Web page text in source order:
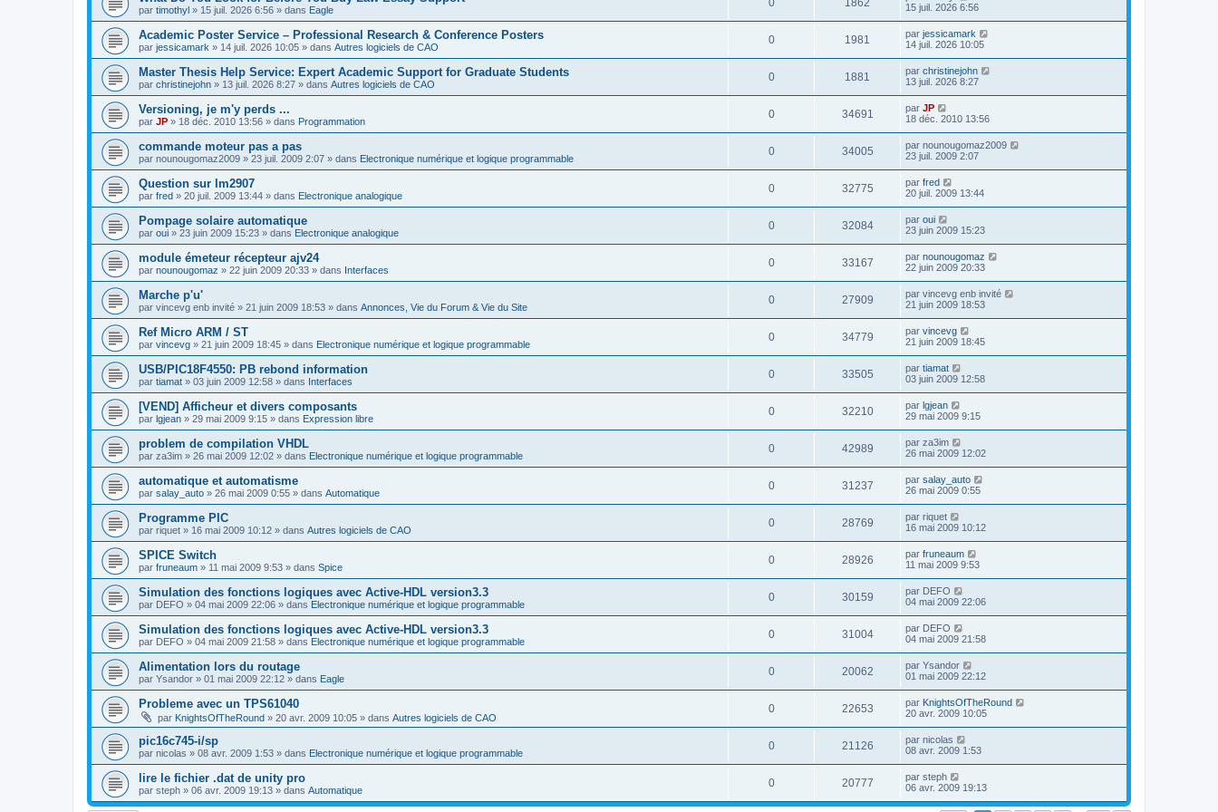
par timothyl » 15 juil. 2026 6:56 » dans Eagle
0 1862
15 juil. 2026 6:56
Academic Poster Service – Professional Research & Conference Posters
par jessicamark » 14 juil. 2026 10:05 » dans Autres logiciels de CAO
0 1981 par jessicamark
14 juil. 2026 10:05
Master Thesis Help Service: Expert Academic Support for Graduate Students
par christinejohn » 13 juil. 2026 8:27 » dans Autres logiciels de CAO
0 1881 par christinejohn
13 juil. 2026 8:27
Versioning, je m'y perds ...
par JP » 18 déc. 2010 13:56 » dans Programmation
0 34691 par JP
18 déc. 2010 13:56
commande moteur pas a pas
par nounougomaz2009 » 23 juil. 2009 2:07 » dans Electronique numérique et logique programmable
0 34005 par nounougomaz2009
23 juil. 2009 2:07
Question sur lm2907
par fred » 20 juil. 2009 13:44 » dans Electronique analogique
0 32775 par fred
20 juil. 2009 13:44
Pompage solaire automatique
par oui » 23 juin 2009 15:23 » dans Electronique analogique
0 32084 par oui
23 juin 2009 15:23
module émeteur récepteur ajv24
par nounougomaz » 22 juin 2009 20:33 » dans Interfaces
0 33167 par nounougomaz
22 juin 2009 20:33
Marche p'u'
par vincevg enb invité » 21 juin 2009 18:53 » dans Annonces, Vie du Forum & Vie du Site
0 27909 par vincevg enb invité
21 juin 2009 18:53
Ref Micro ARM / ST
par vincevg » 21 juin 2009 18:45 » dans Electronique numérique et logique programmable
0 34779 par vincevg
21 juin 2009 18:45
USB/PIC18F4550: PB rebond information
par tiamat » 03 juin 2009 12:58 » dans Interfaces
0 33505 par tiamat
03 juin 2009 12:58
[VEND] Afficheur et divers composants
par lgjean » 29 mai 2009 9:15 » dans Expression libre
0 32210 par lgjean
29 mai 2009 9:15
problem de compilation VHDL
par za3im » 26 mai 2009 12:02 » dans Electronique numérique et logique programmable
0 42989 par za3im
26 mai 2009 12:02
automatique et automatisme
par salay_auto » 26 mai 2009 0:55 » dans Automatique
0 31237 par salay_auto
26 mai 2009 0:55
Programme PIC
par riquet » 16 mai 2009 10:12 » dans Autres logiciels de CAO
0 28769 par riquet
16 mai 2009 10:12
SPICE Switch
par fruneaum » 11 mai 2009 9:53 » dans Spice
0 28926 par fruneaum
11 mai 2009 9:53
Simulation des fonctions logiques avec Active-HDL version3.3
par DEFO » 04 mai 2009 22:06 » dans Electronique numérique et logique programmable
0 30159 par DEFO
04 mai 2009 22:06
Simulation des fonctions logiques avec Active-HDL version3.3
par DEFO » 04 mai 2009 21:58 » dans Electronique numérique et logique programmable
0 31004 par DEFO
04 mai 2009 21:58
Alimentation lors du routage
par Ysandor » 01 mai 2009 22:12 » dans Eagle
0 20062 par Ysandor
01 mai 2009 22:12
Probleme avec un TPS61040
par KnightsOfTheRound » 20 avr. 2009 10:05 » dans Autres logiciels de CAO
0 22653 par KnightsOfTheRound
20 avr. 2009 10:05
pic16c745-i/sp
par nicolas » 08 avr. 2009 1:53 » dans Electronique numérique et logique programmable
0 21126 par nicolas
08 avr. 2009 1:53
lire le fichier .dat de unity pro
par steph » 06 avr. 2009 19:13 » dans Automatique
0 20777 par steph
06 avr. 2009 19:13